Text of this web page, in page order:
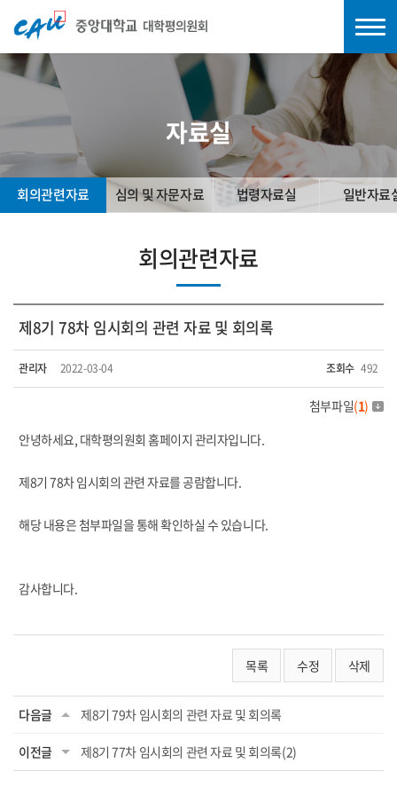
자료실
회의관련자료 심의 및 자문자료 법령자료실 일반자료
회의관련자료
제8기 78차 임시회의 관련 자료 및 회의록
관리자 2022-03-04 조회수 492
첨부파일(1)
안녕하세요, 대학평의원회 홈페이지 관리자입니다.
제8기 78차 임시회의 관련 자료를 공람합니다.
해당 내용은 첨부파일을 통해 확인하실 수 있습니다.
감사합니다.
목록 수정 삭제
다음글 제8기 79차 임시회의 관련 자료 및 회의록
이전글 제8기 77차 임시회의 관련 자료 및 회의록(2)